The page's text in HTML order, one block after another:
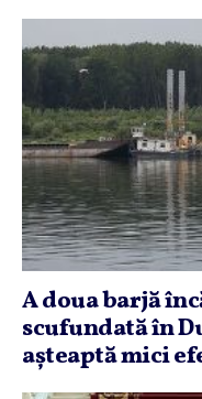
A doua barjă
scufundată în
aşteaptă mici